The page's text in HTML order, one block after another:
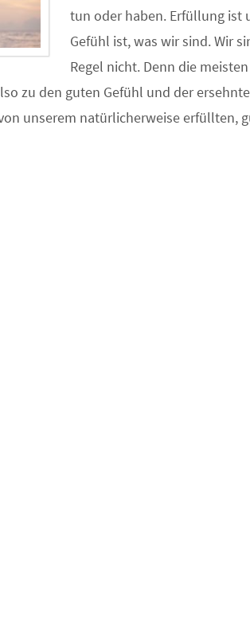
tun oder haben. Erfüllung ist
Gefühl ist, was wir sind. Wir
Regel nicht. Denn die
zu den guten Gefühl und der
unserem natürlicherweise erfüllten,